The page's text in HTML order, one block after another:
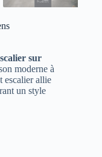
sur
moderne à
escalier allie
un style